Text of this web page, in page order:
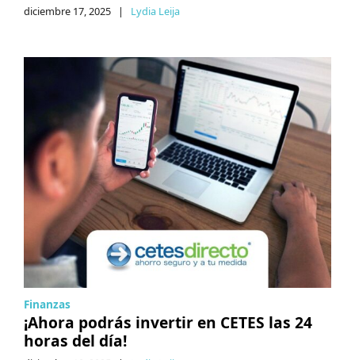
diciembre 17, 2025 | Lydia Leija
Finanzas
¡Ahora podrás invertir en CETES las 24
horas del día!